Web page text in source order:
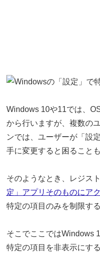
Windows 10や11では、
から行いますが、複数の
ンでは、ユーザーが「設
手に変更すると困ること
そのようなとき、レジス
定」アプリそのものにア
特定の項目のみを制限す
そこでここではWindows
特定の項目を非表示にす